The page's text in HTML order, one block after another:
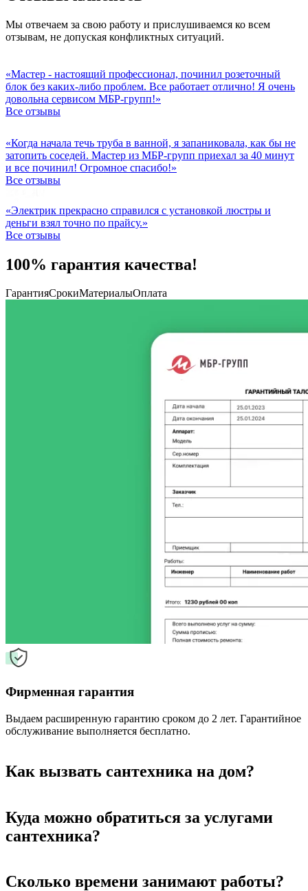
Мы отвечаем за свою работу и прислушиваемся ко всем
отзывам, не допуская конфликтных ситуаций.
«Мастер - настоящий профессионал, починил розеточный
блок без каких-либо проблем. Все работает отлично! Я очень
довольна сервисом МБР-групп!»
Все отзывы
«Когда начала течь труба в ванной, я запаниковала, как бы не
затопить соседей. Мастер из МБР-групп приехал за 40 минут
и все починил! Огромное спасибо!»
Все отзывы
«Электрик прекрасно справился с установкой люстры и
деньги взял точно по прайсу.»
Все отзывы
100% гарантия качества!
ГарантияСрокиМатериалыОплата
Фирменная гарантия
Выдаем расширенную гарантию сроком до 2 лет. Гарантийное
обслуживание выполняется бесплатно.
Как вызвать сантехника на дом?
Куда можно обратиться за услугами
сантехника?
Сколько времени занимают работы?